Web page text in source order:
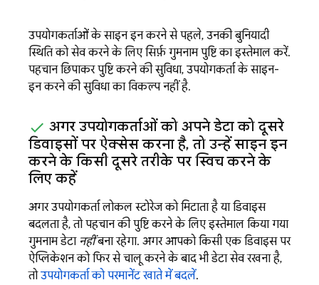
उपयोगकर्ताओं के साइन इन करने से पहले, उनकी बुनियादी
स्थिति को सेव करने के लिए सिर्फ़ गुमनाम पुष्टि का इस्तेमाल करें.
पहचान छिपाकर पुष्टि करने की सुविधा, उपयोगकर्ता के साइन-
इन करने की सुविधा का विकल्प नहीं है.
अगर उपयोगकर्ताओं को अपने डेटा को दूसरे
डिवाइसों पर ऐक्सेस करना है, तो उन्हें साइन इन
करने के किसी दूसरे तरीके पर स्विच करने के
लिए कहें
अगर उपयोगकर्ता लोकल स्टोरेज को मिटाता है या डिवाइस
बदलता है, तो पहचान की पुष्टि करने के लिए इस्तेमाल किया गया
गुमनाम डेटा नहींबना रहेगा. अगर आपको किसी एक डिवाइस पर
ऐप्लिकेशन को फिर से चालू करने के बाद भी डेटा सेव रखना है,
तोउपयोगकर्ता को परमानेंट खाते में बदलें.